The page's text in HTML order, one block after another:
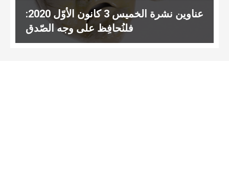
عناوين نشرة الخميس 3 كانون الأوّل 2020:
فلنُحافِظ على وجه الصّدق